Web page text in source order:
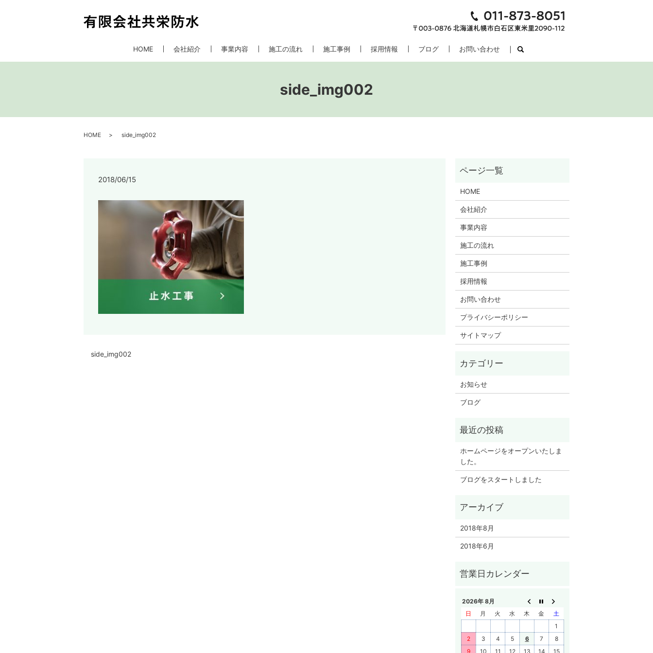
HOME 会社紹介 事業内容 施工の流れ 施工事例 採用情報 ブログ お問い合わせ search
side_img002
HOME side_img002
2018/06/15
side_img002
HOME
会社紹介
事業内容
施工の流れ
施工事例
採用情報
お問い合わせ
プライバシーポリシー
サイトマップ
お知らせ
ブログ
ホームページをオープンいたしま
した。
ブログをスタートしました
2018年8月
2018年6月
2026年 8月
日
月 火 水 木 金
土
1
2
3 4 5 6 7
8
9
10 11 12 13 14 15